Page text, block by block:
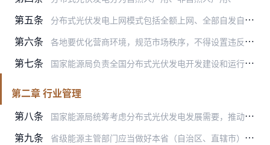
第五条 分布式光伏发电上网模式包括全额上网、全部自发自用、自发自用余电上网三种。
第六条 各地要优化营商环境，规范市场秩序，不得设置违反市场公平竞争的相关条件。各类投资主体要充分考虑电网承载力、消纳能力等因素，规范开发建设行为，保障分布式光伏发电健康…
第七条 国家能源局负责全国分布式光伏发电开发建设和运行的行业管理工作。省级能源主管部门在国家能源局指导下，负责本省（自治区、直辖市）分布式光伏发电开发建设和运行的行业管…
第二章 行业管理
第八条
国家能源局统筹考虑分布式光伏发电发展需要，推动分布式光伏发电在建筑、交通、工业等领域实现多场景融合开发应用；会同有关部门加强对分布式光伏发电开发建设与运行的全过…
第九条 省级能源主管部门应当做好本省（自治区、直辖市）新能源发展与国家级能源、电力、可再生能源发展规划的衔接，统筹平衡集中式光伏电站与分布式光伏发电的发展需求，指导地方…